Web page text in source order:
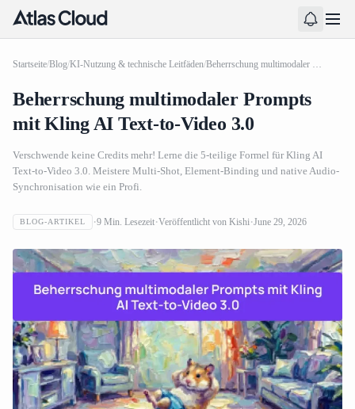
Startseite/Blog/KI-Nutzung & technische Leitfäden/ Beherrschung multimodaler Prompts mit Kling AI Text-to-Video 3.0
Beherrschung multimodaler Prompts
mit Kling AI Text-to-Video 3.0
Verschwende keine Credits mehr! Lerne die 5-teilige Formel für Kling AI
Text-to-Video 3.0. Meistere Multi-Shot, Element-Binding und native Audio-
Synchronisation wie ein Profi.
BLOG-ARTIKEL 9 Min. Lesezeit Veröffentlicht von Kishi June 29, 2026